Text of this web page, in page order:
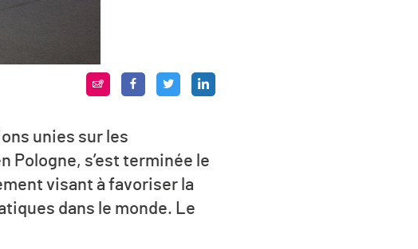
unies sur les
Pologne, s’est terminée le
visant à favoriser la
dans le monde. Le